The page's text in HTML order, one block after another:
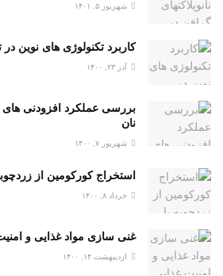
شهریور ۵, ۱۴۰۱
کاربرد تکنولوژی های نوین
آذر ۲۳, ۱۴۰۰
بررسی عملکرد افزودنی های
نان
شهریور ۷, ۱۴۰۰
استخراج کورکومین از
خرداد ۸, ۱۴۰۰
غنی سازی مواد غذایی و
اردیبهشت ۱۴, ۱۴۰۰